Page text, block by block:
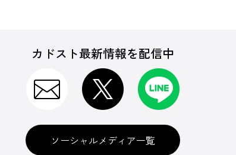
カドスト最新情報を配信中
ソーシャルメディア一覧